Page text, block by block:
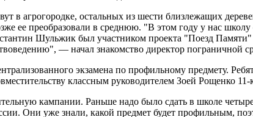
в агрогородке, остальных из шести близлежащих
ее преобразовали в среднюю. "В этом году у нас
Шульжик был участником проекта "Поезд
— начал знакомство директор
экзамена по профильному предмету.
классным руководителем Зоей Рощенко
кампании. Раньше надо было сдать в школе
Они уже знали, какой предмет будет профильным,